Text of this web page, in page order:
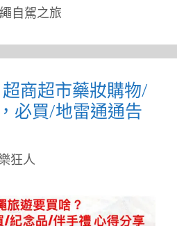
自駕之旅
商超市藥妝購物/
必買/地雷通通告
狂人